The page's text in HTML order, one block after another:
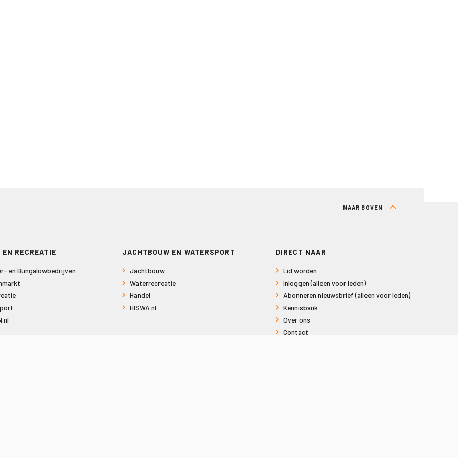
NAAR BOVEN
EN RECREATIE
en Bungalowbedrijven
JACHTBOUW EN WATERSPORT
Jachtbouw
Waterrecreatie
Handel
HISWA.nl
DIRECT NAAR
Lid worden
Inloggen (alleen voor leden)
Abonneren nieuwsbrief (alleen voor leden)
Kennisbank
Over ons
Contact